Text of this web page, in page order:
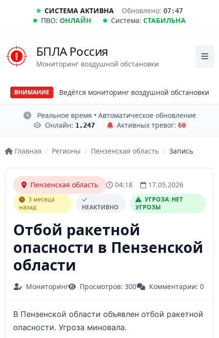
СИСТЕМА АКТИВНА Обновлено: 07:47
ПВО: ОНЛАЙН Система: СТАБИЛЬНА
БПЛА Россия
Мониторинг воздушной обстановки
ВНИМАНИЕ Ведётся мониторинг воздушной обстановки
Реальное время • Автоматическое обновление
Онлайн: 1,247 Активных тревог: 60
Главная / Регионы / Пензенская область / Запись
Пензенская область 04:18 17.05.2026
3 месяца
назад
НЕАКТИВНО
УГРОЗА: НЕТ
УГРОЗЫ
Отбой ракетной
опасности в Пензенской
области
Мониторинг Просмотров: 300 Комментарии: 0
В Пензенской области объявлен отбой ракетной
опасности. Угроза миновала.